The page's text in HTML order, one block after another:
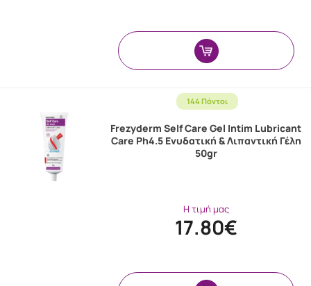
144 Πόντοι
Frezyderm Self Care Gel Intim Lubricant
Care Ph4.5 Ενυδατική & Λιπαντική Γέλη
50gr
Η τιμή μας
17.80€